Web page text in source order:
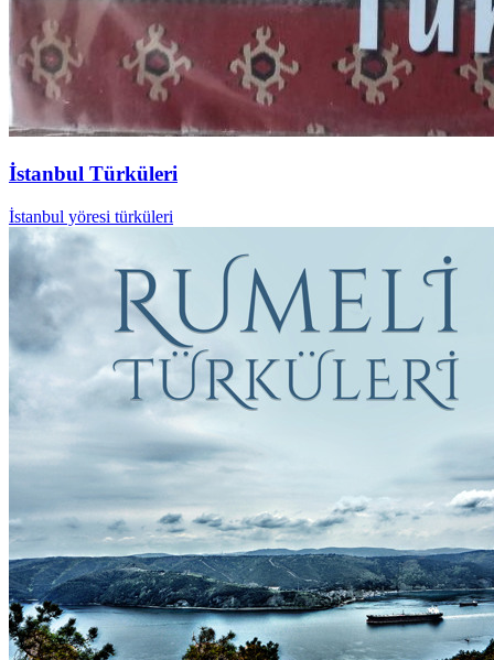
İstanbul Türküleri
İstanbul yöresi türküleri